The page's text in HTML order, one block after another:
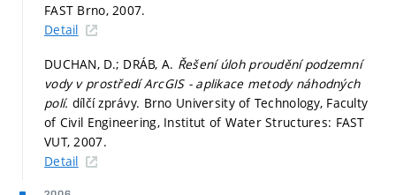
FAST Brno, 2007.
Detail
DUCHAN, D.; DRÁB, A. Řešení úloh proudění podzemní
vody v prostředí ArcGIS - aplikace metody náhodných
polí. dílčí zprávy. Brno University of Technology, Faculty
of Civil Engineering, Institut of Water Structures: FAST
VUT, 2007.
Detail